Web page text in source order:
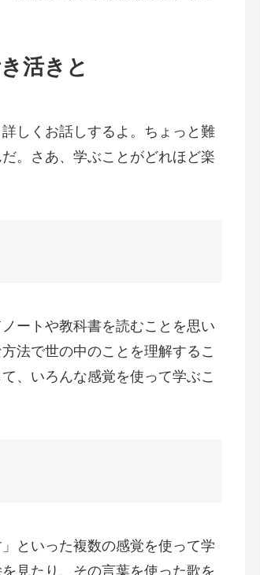
活きと
しくお話しするよ。ちょっと難
。さあ、学ぶことがどれほど楽
ートや教科書を読むことを思い
法で世の中のことを理解するこ
、いろんな感覚を使って学ぶこ
といった複数の感覚を使って学
見たり、その言葉を使った歌を